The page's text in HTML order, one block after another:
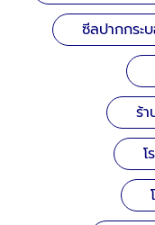
ซีลปากกระ
ร้